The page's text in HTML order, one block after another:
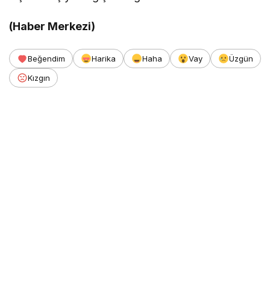
(Haber Merkezi)
Beğendim Harika Haha Vay
Üzgün
Kızgın